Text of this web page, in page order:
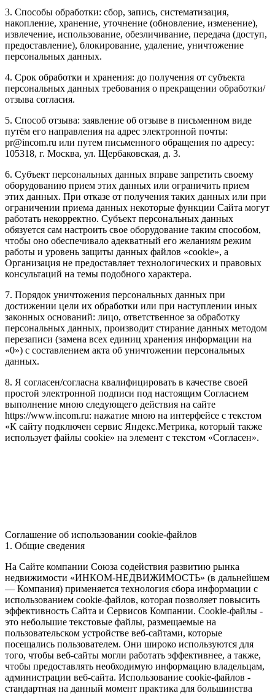
3. Способы обработки: сбор, запись, систематизация,
накопление, хранение, уточнение (обновление, изменение),
извлечение, использование, обезличивание, передача (доступ,
предоставление), блокирование, удаление, уничтожение
персональных данных.
4. Срок обработки и хранения: до получения от субъекта
персональных данных требования о прекращении обработки/
отзыва согласия.
5. Способ отзыва: заявление об отзыве в письменном виде
путём его направления на адрес электронной почты:
pr@incom.ru или путем письменного обращения по адресу:
105318, г. Москва, ул. Щербаковская, д. 3.
6. Субъект персональных данных вправе запретить своему
оборудованию прием этих данных или ограничить прием
этих данных. При отказе от получения таких данных или при
ограничении приема данных некоторые функции Сайта могут
работать некорректно. Субъект персональных данных
обязуется сам настроить свое оборудование таким способом,
чтобы оно обеспечивало адекватный его желаниям режим
работы и уровень защиты данных файлов «cookie», а
Организация не предоставляет технологических и правовых
консультаций на темы подобного характера.
7. Порядок уничтожения персональных данных при
достижении цели их обработки или при наступлении иных
законных оснований: лицо, ответственное за обработку
персональных данных, производит стирание данных методом
перезаписи (замена всех единиц хранения информации на
«0») с составлением акта об уничтожении персональных
данных.
8. Я согласен/согласна квалифицировать в качестве своей
простой электронной подписи под настоящим Согласием
выполнение мною следующего действия на сайте
https://www.incom.ru: нажатие мною на интерфейсе с текстом
«К сайту подключен сервис Яндекс.Метрика, который также
использует файлы cookie» на элемент с текстом «Согласен».
Соглашение об использовании cookie-файлов
1. Общие сведения
На Сайте компании Союза содействия развитию рынка
недвижимости «ИНКОМ-НЕДВИЖИМОСТЬ» (в дальнейшем
— Компания) применяется технология сбора информации с
использованием cookie-файлов, которая позволяет повысить
эффективность Сайта и Сервисов Компании. Сookie-файлы -
это небольшие текстовые файлы, размещаемые на
пользовательском устройстве веб-сайтами, которые
посещались пользователем. Они широко используются для
того, чтобы веб-сайты могли работать эффективнее, а также,
чтобы предоставлять необходимую информацию владельцам,
администрации веб-сайта. Использование cookie-файлов -
стандартная на данный момент практика для большинства